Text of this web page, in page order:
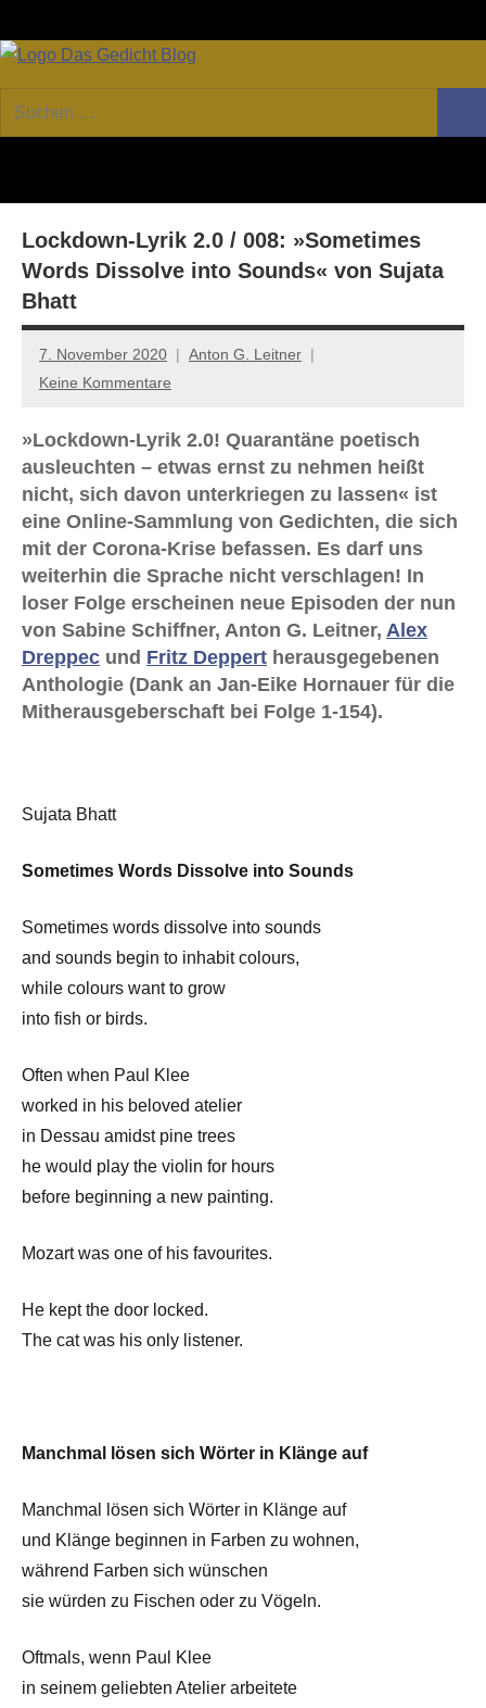
Inhalt
GEDICHT
Forum
von
Lyrik,
Essay
Suchen
nach:
Lockdown-Lyrik 2.0 / 008: »Sometimes
Words Dissolve into Sounds« von Sujata
Bhatt
7. November 2020
Anton G. Leitner
Keine Kommentare
»Lockdown-Lyrik 2.0! Quarantäne poetisch
ausleuchten – etwas ernst zu nehmen heißt
nicht, sich davon unterkriegen zu lassen« ist
eine Online-Sammlung von Gedichten, die sich
mit der Corona-Krise befassen. Es darf uns
weiterhin die Sprache nicht verschlagen! In
loser Folge erscheinen neue Episoden der nun
von Sabine Schiffner, Anton G. Leitner, Alex
Dreppec und Fritz Deppert herausgegebenen
Anthologie (Dank an Jan-Eike Hornauer für die
Mitherausgeberschaft bei Folge 1-154).
Sujata Bhatt
Sometimes Words Dissolve into Sounds
Sometimes words dissolve into sounds
and sounds begin to inhabit colours,
while colours want to grow
into fish or birds.
Often when Paul Klee
worked in his beloved atelier
in Dessau amidst pine trees
he would play the violin for hours
before beginning a new painting.
Mozart was one of his favourites.
He kept the door locked.
The cat was his only listener.
Manchmal lösen sich Wörter in Klänge auf
Manchmal lösen sich Wörter in Klänge auf
und Klänge beginnen in Farben zu wohnen,
während Farben sich wünschen
sie würden zu Fischen oder zu Vögeln.
Oftmals, wenn Paul Klee
in seinem geliebten Atelier arbeitete